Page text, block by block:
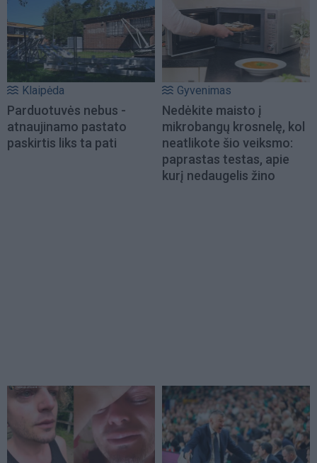
Klaipėda
Parduotuvės nebus -
atnaujinamo pastato
paskirtis liks ta pati
Gyvenimas
Nedėkite maisto į
mikrobangų krosnelę, kol
neatlikote šio veiksmo:
paprastas testas, apie
kurį nedaugelis žino